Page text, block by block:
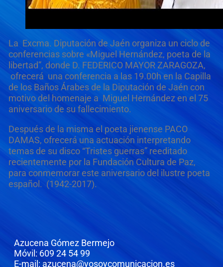
La Excma. Diputación de Jaén organiza un ciclo de
conferencias sobre «Miguel Hernández, poeta de la
libertad”, donde D. FEDERICO MAYOR ZARAGOZA,
ofrecerá una conferencia a las 19.00h en la Capilla
de los Baños Árabes de la Diputación de Jaén con
motivo del homenaje a Miguel Hernández en el 75
aniversario de su fallecimiento.
Después de la misma el poeta jienense PACO
DAMAS, ofrecerá una actuación interpretando
temas de su disco “Tristes guerras” reeditado
recientemente por la Fundación Cultura de Paz,
para conmemorar este aniversario del ilustre poeta
español. (1942-2017).
Azucena Gómez Bermejo
Móvil: 609 24 54 99
E-mail: azucena@yosoycomunicacion.es